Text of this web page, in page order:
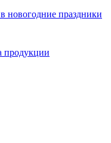
новогодние праздники
продукции